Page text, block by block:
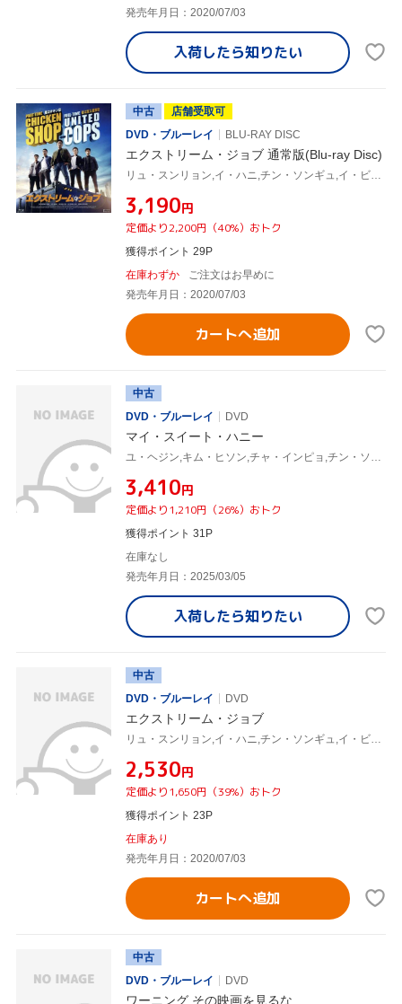
発売年月日：2020/07/03
入荷したら知りたい
中古
店舗受取可
DVD・ブルーレイ
BLU-RAY DISC
エクストリーム・ジョブ 通常版(Blu-ray Disc)
リュ・スンリョン,イ・ハニ,チン・ソンギュ,イ・ビョンホン(監督)
¥3,190円
定価より2,200円（40%）おトク
獲得ポイント 29P
在庫わずか
ご注文はお早めに
発売年月日：2020/07/03
カートへ追加
中古
DVD・ブルーレイ
DVD
マイ・スイート・ハニー
¥3,410円
定価より1,210円（26%）おトク
獲得ポイント 31P
在庫なし
発売年月日：2025/03/05
入荷したら知りたい
中古
DVD・ブルーレイ
DVD
エクストリーム・ジョブ
リュ・スンリョン,イ・ハニ,チン・ソンギュ,イ・ビョンホン(監督)
¥2,530円
定価より1,650円（39%）おトク
獲得ポイント 23P
在庫あり
発売年月日：2020/07/03
カートへ追加
中古
DVD・ブルーレイ
DVD
ワーニング その映画を見るな